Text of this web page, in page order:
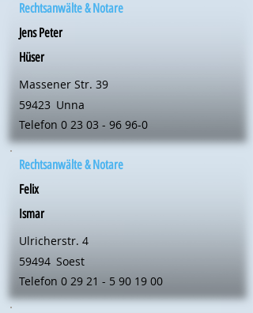
Rechtsanwälte & Notare
Jens Peter
Hüser
Massener Str. 39
59423 Unna
Telefon 0 23 03 - 96 96-0
Rechtsanwälte & Notare
Felix
Ismar
Ulricherstr. 4
59494 Soest
Telefon 0 29 21 - 5 90 19 00